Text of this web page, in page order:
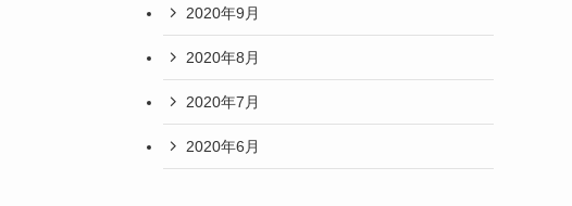
2020年9月
2020年8月
2020年7月
2020年6月